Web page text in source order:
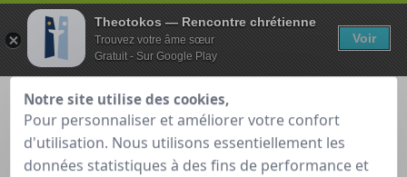
Je teste gratuitement Déjà membre ?
Theotokos — Rencontre chrétienne
Trouvez votre âme sœur
Gratuit - Sur Google Play
Voir
Notre site utilise des cookies,
Pour personnaliser et améliorer votre confort
d'utilisation. Nous utilisons essentiellement les
données statistiques à des fins de performance et